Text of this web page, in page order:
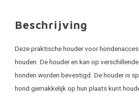
Beschrijving
Deze praktische houder voor
houden. De houder en kan op
honden worden bevestigd. De houder is
hond gemakkelijk op hun plaats kunt